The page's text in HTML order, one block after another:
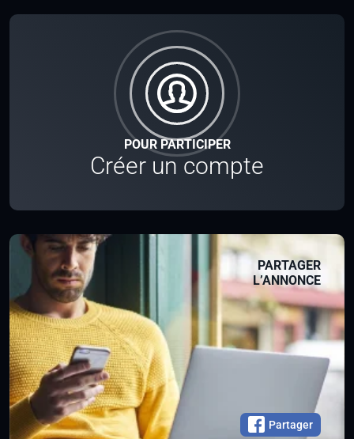
POUR PARTICIPER
Créer un compte
PARTAGER
L’ANNONCE
Partager